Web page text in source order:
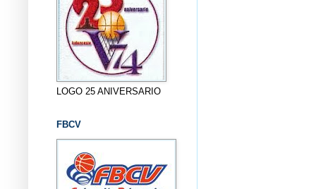
LOGO 25 ANIVERSARIO
FBCV